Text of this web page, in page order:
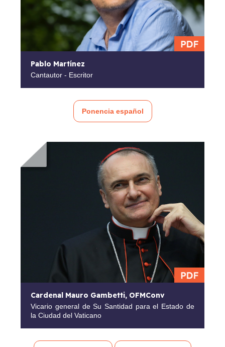
Pablo Martínez
Cantautor - Escritor
Ponencia español
Cardenal Mauro Gambetti, OFMConv
Vicario general de Su Santidad para el Estado de
la Ciudad del Vaticano